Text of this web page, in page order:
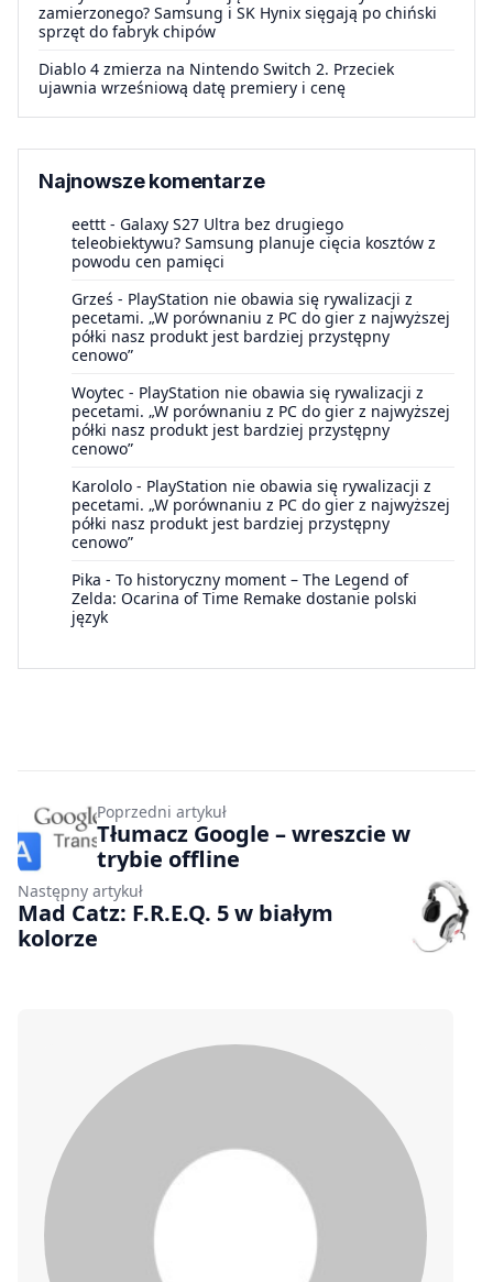
zamierzonego? Samsung i SK Hynix sięgają po chiński
sprzęt do fabryk chipów
Diablo 4 zmierza na Nintendo Switch 2. Przeciek
ujawnia wrześniową datę premiery i cenę
Najnowsze komentarze
eettt - Galaxy S27 Ultra bez drugiego
teleobiektywu? Samsung planuje cięcia kosztów z
powodu cen pamięci
Grześ - PlayStation nie obawia się rywalizacji z
pecetami. „W porównaniu z PC do gier z najwyższej
półki nasz produkt jest bardziej przystępny
cenowo”
Woytec - PlayStation nie obawia się rywalizacji z
pecetami. „W porównaniu z PC do gier z najwyższej
półki nasz produkt jest bardziej przystępny
cenowo”
Karololo - PlayStation nie obawia się rywalizacji z
pecetami. „W porównaniu z PC do gier z najwyższej
półki nasz produkt jest bardziej przystępny
cenowo”
Pika - To historyczny moment – The Legend of
Zelda: Ocarina of Time Remake dostanie polski
język
Poprzedni artykuł
Tłumacz Google – wreszcie w
trybie offline
Następny artykuł
Mad Catz: F.R.E.Q. 5 w białym
kolorze